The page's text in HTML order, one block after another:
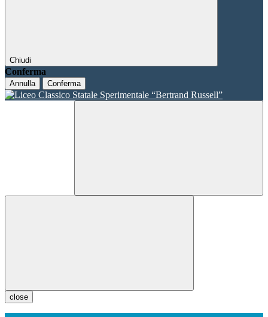
Chiudi
Conferma
Annulla Conferma
close